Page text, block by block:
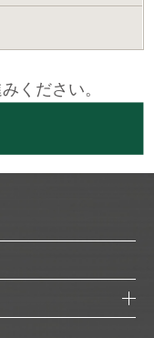
ください。